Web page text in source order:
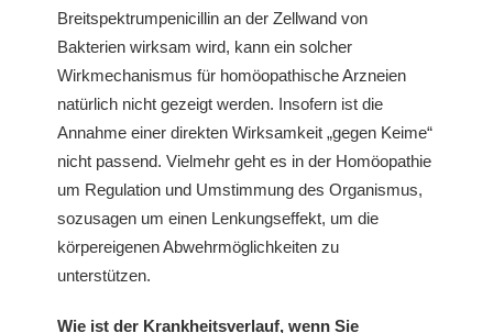
Breitspektrumpenicillin an der Zellwand von
Bakterien wirksam wird, kann ein solcher
Wirkmechanismus für homöopathische Arzneien
natürlich nicht gezeigt werden. Insofern ist die
Annahme einer direkten Wirksamkeit „gegen Keime“
nicht passend. Vielmehr geht es in der Homöopathie
um Regulation und Umstimmung des Organismus,
sozusagen um einen Lenkungseffekt, um die
körpereigenen Abwehrmöglichkeiten zu
unterstützen.
Wie ist der Krankheitsverlauf, wenn Sie